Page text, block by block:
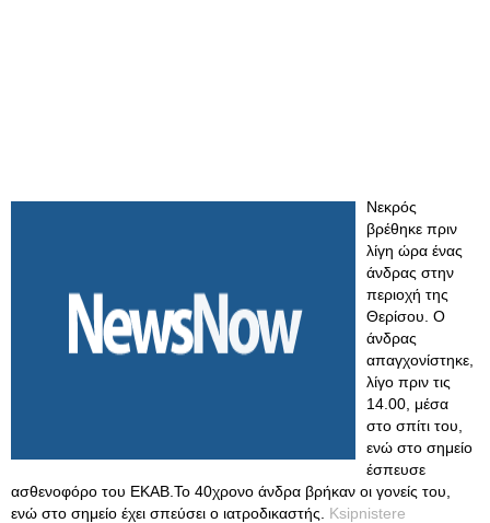
Νεκρός
βρέθηκε πριν
λίγη ώρα ένας
άνδρας στην
περιοχή της
Θερίσου. Ο
άνδρας
απαγχονίστηκε,
λίγο πριν τις
14.00, μέσα
στο σπίτι του,
ενώ στο σημείο
έσπευσε
ασθενοφόρο του ΕΚΑΒ.Το 40χρονο άνδρα βρήκαν οι γονείς του,
ενώ στο σημείο έχει σπεύσει ο ιατροδικαστής. Ksipnistere